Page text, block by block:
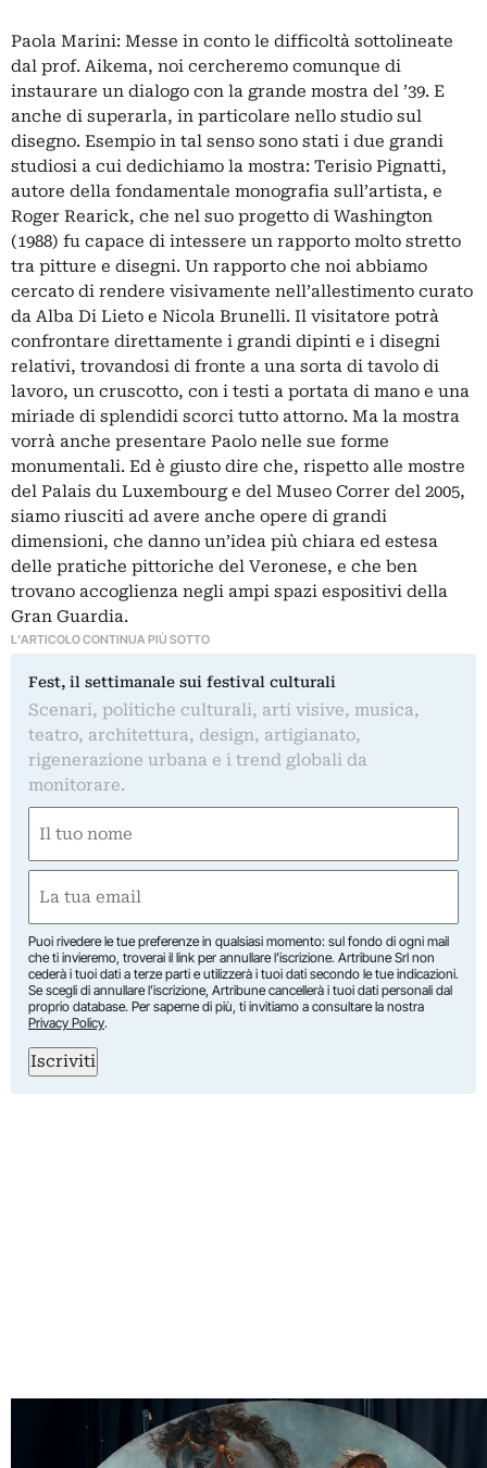
Paola Marini: Messe in conto le difficoltà sottolineate
dal prof. Aikema, noi cercheremo comunque di
instaurare un dialogo con la grande mostra del ’39. E
anche di superarla, in particolare nello studio sul
disegno. Esempio in tal senso sono stati i due grandi
studiosi a cui dedichiamo la mostra: Terisio Pignatti,
autore della fondamentale monografia sull’artista, e
Roger Rearick, che nel suo progetto di Washington
(1988) fu capace di intessere un rapporto molto stretto
tra pitture e disegni. Un rapporto che noi abbiamo
cercato di rendere visivamente nell’allestimento curato
da Alba Di Lieto e Nicola Brunelli. Il visitatore potrà
confrontare direttamente i grandi dipinti e i disegni
relativi, trovandosi di fronte a una sorta di tavolo di
lavoro, un cruscotto, con i testi a portata di mano e una
miriade di splendidi scorci tutto attorno. Ma la mostra
vorrà anche presentare Paolo nelle sue forme
monumentali. Ed è giusto dire che, rispetto alle mostre
del Palais du Luxembourg e del Museo Correr del 2005,
siamo riusciti ad avere anche opere di grandi
dimensioni, che danno un’idea più chiara ed estesa
delle pratiche pittoriche del Veronese, e che ben
trovano accoglienza negli ampi spazi espositivi della
Gran Guardia.
L'ARTICOLO CONTINUA PIÙ SOTTO
Fest, il settimanale sui festival culturali
Scenari, politiche culturali, arti visive, musica,
teatro, architettura, design, artigianato,
rigenerazione urbana e i trend globali da
monitorare.
(Obbligatorio)
Nome
(Obbligatorio)
Puoi rivedere le tue preferenze in qualsiasi momento: sul fondo di ogni mail
che ti invieremo, troverai il link per annullare l’iscrizione. Artribune Srl non
cederà i tuoi dati a terze parti e utilizzerà i tuoi dati secondo le tue indicazioni.
Se scegli di annullare l’iscrizione, Artribune cancellerà i tuoi dati personali dal
proprio database. Per saperne di più, ti invitiamo a consultare la nostra
Privacy Policy.
Iscriviti